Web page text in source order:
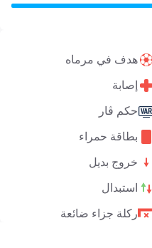
هدف في مرماه
إصابة
حكم ڤار
بطاقة حمراء
خروج بديل
استبدال
ركلة جزاء ضائعة